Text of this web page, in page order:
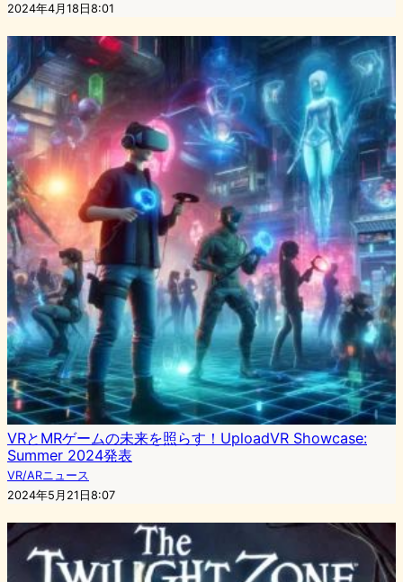
2024年4月18日8:01
VRとMRゲームの未来を照らす！UploadVR Showcase:
Summer 2024発表
VR/ARニュース
2024年5月21日8:07